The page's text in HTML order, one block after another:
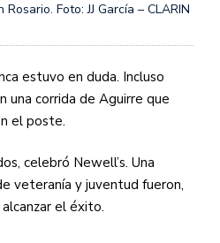
Foto: JJ García – CLARIN
estuvo en duda. Incluso
una corrida de Aguirre que
el poste.
celebró Newell’s. Una
veteranía y juventud fueron,
el éxito.